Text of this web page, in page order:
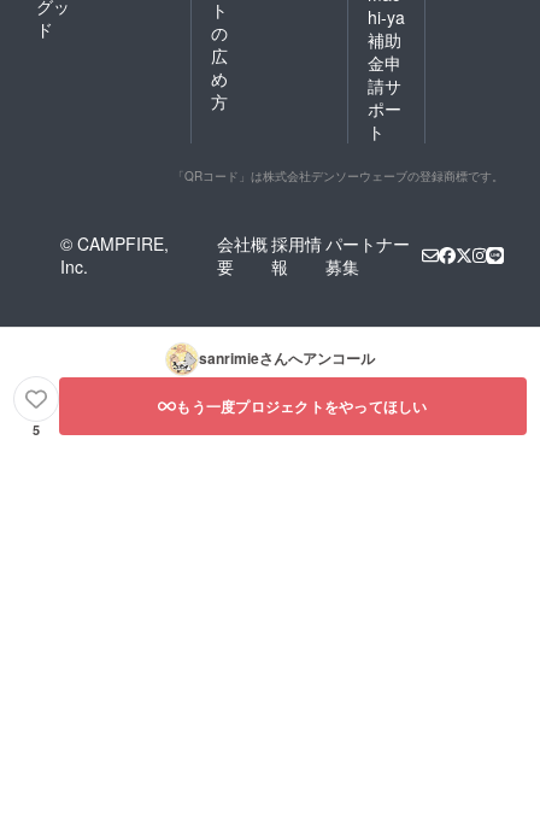
グッ
ド
ト
の
広
め
方
hi-ya
補助
金申
請サ
ポー
ト
「QRコード」は株式会社デンソーウェーブの登録商標です。
© CAMPFIRE,
Inc.
会社概
要
採用情
報
パートナー
募集
sanrimieさんへアンコール
5
もう一度プロジェクトをやってほしい